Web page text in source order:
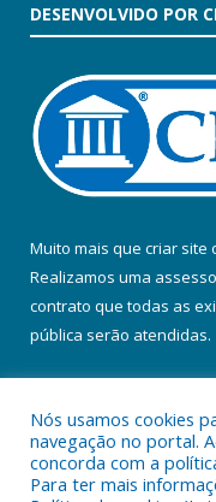
DESENVOLVIDO POR
Muito mais que criar site
Realizamos uma
contrato que todas as
pública serão atendidas.
Nós usamos cookies
navegação no portal.
concorda com a
Para ter mais